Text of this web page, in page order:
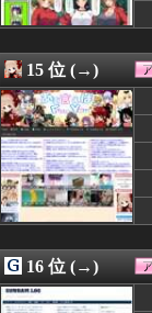
08/07 22:05
08/07 22:05
08/07 22:00
15 位 (→)
16 位 (→)